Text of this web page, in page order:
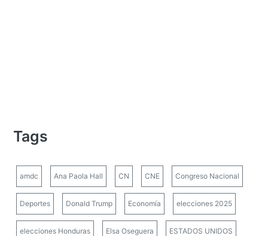
Tags
amdc Ana Paola Hall CN CNE Congreso Nacional
Deportes Donald Trump Economía elecciones 2025
elecciones Honduras Elsa Oseguera ESTADOS UNIDOS